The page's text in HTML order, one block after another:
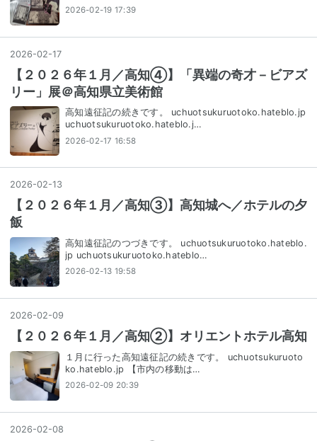
2026-02-19 17:39
2026-02-17
【２０２６年１月／高知④】「異端の奇才－ビアズ
リー」展＠高知県立美術館
高知遠征記の続きです。 uchuotsukuruotoko.hateblo.jp
uchuotsukuruotoko.hateblo.j…
2026-02-17 16:58
2026-02-13
【２０２６年１月／高知③】高知城へ／ホテルの夕
飯
高知遠征記のつづきです。 uchuotsukuruotoko.hateblo.
jp uchuotsukuruotoko.hateblo…
2026-02-13 19:58
2026-02-09
【２０２６年１月／高知②】オリエントホテル高知
１月に行った高知遠征記の続きです。 uchuotsukuruoto
ko.hateblo.jp 【市内の移動は…
2026-02-09 20:39
2026-02-08